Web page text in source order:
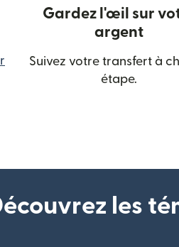
une nouvelle fenêtre)
Gardez l'œil sur
argent
Suivez votre transfert à
étape.
les